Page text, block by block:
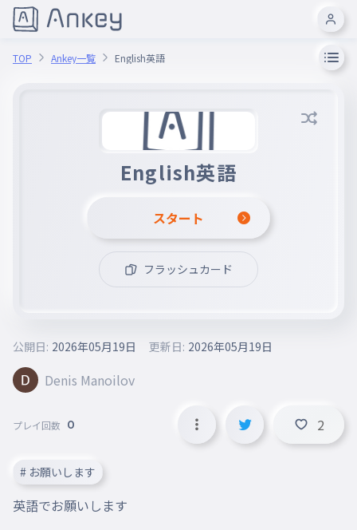
TOP Ankey一覧 English英語
English英語
スタート
フラッシュカード
Denis Manoilov
公開日: 2026年05月19日 更新日: 2026年05月19日
プレイ回数 0 2
# お願いします
英語でお願いします